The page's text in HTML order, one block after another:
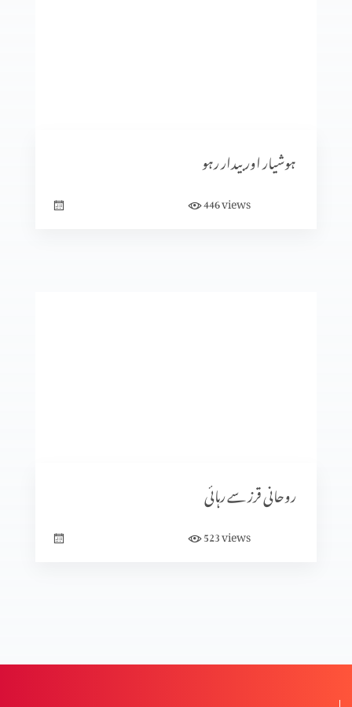
نجات بخش ایمان کے صبوت (حصہ 2)
یسوع زندگی کی روٹی ہے
کیا خدا بُرائی کی اِجازت دیتا ہے؟
ہوشیار اور بیدار رہو
446views
روحانی قرز سے رہائی
523views